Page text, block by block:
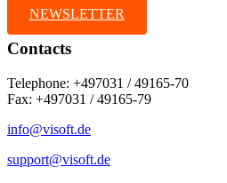
NEWSLETTER
Contacts
Telephone: +497031 / 49165-70
Fax: +497031 / 49165-79
info@visoft.de
support@visoft.de